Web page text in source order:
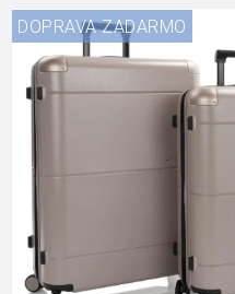
DOPRAVA ZADARMO